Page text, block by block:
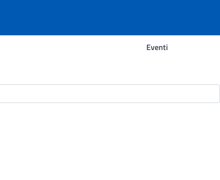
Eventi